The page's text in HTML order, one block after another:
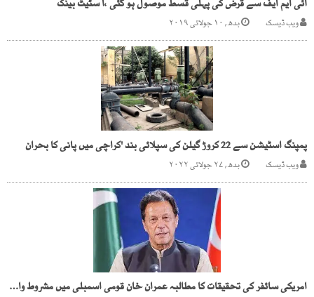
آئی ایم ایف سے قرض کی پہلی قسط موصول ہو گئی ،ا سٹیٹ بینک
ویب ڈیسک بدھ, ۱۰ جولائی ۲۰۱۹
پمپنگ اسٹیشن سے 22 کروڑ گیلن کی سپلائی بند 'کراچی میں پانی کا بحران
ویب ڈیسک بدھ, ۲۷ جولائی ۲۰۲۲
امریکی سائفر کی تحقیقات کا مطالبہ عمران خان قومی اسمبلی میں مشروط واپسی کے لیے تیار